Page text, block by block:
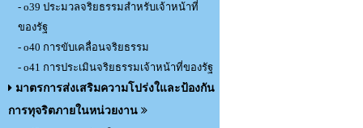
- o39 ประมวลจริยธรรมสำหรับเจ้าหน้าที่
ของรัฐ
- o40 การขับเคลื่อนจริยธรรม
- o41 การประเมินจริยธรรมเจ้าหน้าที่ของรัฐ
มาตรการส่งเสริมความโปร่งใและป้องกัน
การทุจริตภายในหน่วยงาน